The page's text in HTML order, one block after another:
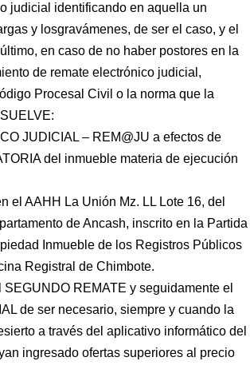
judicial identificando en aquella un
y losgravámenes, de ser el caso, y el
en caso de no haber postores en la
de remate electrónico judicial,
Procesal Civil o la norma que la
JUDICIAL – REM@JU a efectos de
del inmueble materia de ejecución
el AAHH La Unión Mz. LL Lote 16, del
de Ancash, inscrito en la Partida
Inmueble de los Registros Públicos
Registral de Chimbote.
REMATE y seguidamente el
de ser necesario, siempre y cuando la
a través del aplicativo informático del
ingresado ofertas superiores al precio